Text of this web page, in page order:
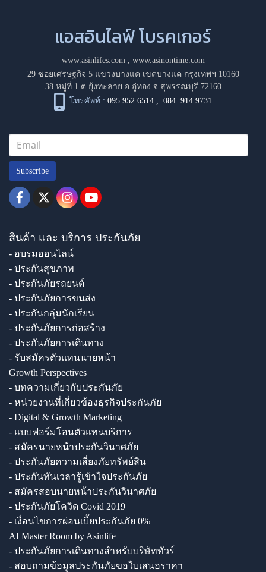
แอสอินไลฟ์ โบรคเกอร์
www.asinlifes.com
www.asinontime.com
29 ซอยเศรษฐกิจ 5 แขวงบางแค เขตบางแค กรุงเทพฯ 10160
38 หมู่ที่ 1 ต.ยุ้งทะลาย อ.อู่ทอง จ.สุพรรณบุรี 72160
โทรศัพท์ : 095 952 6514 ,084 914 9731
Subscribe
สินค้า และ บริการ ประกันภัย
- อบรมออนไลน์
- ประกันสุขภาพ
- ประกันภัยรถยนต์
- ประกันภัยการขนส่ง
- ประกันกลุ่มนักเรียน
- ประกันภัยการก่อสร้าง
- ประกันภัยการเดินทาง
- รับสมัครตัวแทนนายหน้า
Growth Perspectives
- บทความเกี่ยวกับประกันภัย
- หน่วยงานที่เกี่ยวข้องธุรกิจประกันภัย
- Digital & Growth Marketing
- แบบฟอร์มโอนตัวแทนบริการ
- สมัครนายหน้าประกันวินาศภัย
- ประกันภัยความเสี่ยงภัยทรัพย์สิน
- ประกันทันเวลารู้เข้าใจประกันภัย
- สมัครสอบนายหน้าประกันวินาศภัย
- ประกันภัยโควิด Covid 2019
- เงื่อนไขการผ่อนเบี้ยประกันภัย 0%
AI Master Room by Asinlife
- ประกันภัยการเดินทางสำหรับบริษัททัวร์
- สอบถามข้อมูลประกันภัยขอใบเสนอราคา